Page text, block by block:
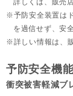
詳しくは、販売
予防安全装置は
を過信せず、安
詳しい情報は、
予防安全機
衝突被害軽減ブ